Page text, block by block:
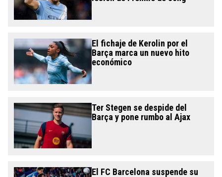
El fichaje de Kerolin por el
Barça marca un nuevo hito
económico
Ter Stegen se despide del
Barça y pone rumbo al Ajax
El FC Barcelona suspende su